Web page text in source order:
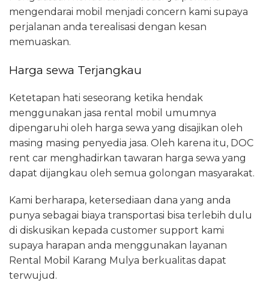
mengendarai mobil menjadi concern kami supaya
perjalanan anda terealisasi dengan kesan
memuaskan.
Harga sewa Terjangkau
Ketetapan hati seseorang ketika hendak
menggunakan jasa rental mobil umumnya
dipengaruhi oleh harga sewa yang disajikan oleh
masing masing penyedia jasa. Oleh karena itu, DOC
rent car menghadirkan tawaran harga sewa yang
dapat dijangkau oleh semua golongan masyarakat.
Kami berharapa, ketersediaan dana yang anda
punya sebagai biaya transportasi bisa terlebih dulu
di diskusikan kepada customer support kami
supaya harapan anda menggunakan layanan
Rental Mobil Karang Mulya berkualitas dapat
terwujud.